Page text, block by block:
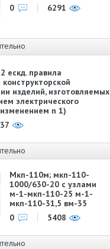
0
6291
ескд. правила
изделий, изготовляемых
электрического
n 1)
Мкп-110м; мкп-110-
1000/630-20 с узлами
м-1-мкп-110-25 м-1-
мкп-110-31,5 вм-35
0
5408